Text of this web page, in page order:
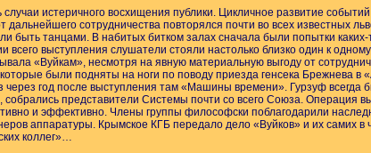
истеричного восхищения публики. Цикличное развитие
сотрудничества повторялся почти во всех известных
быть танцами. В набитых битком залах сначала были попытки каких-
выступления слушатели стояли настолько близко один к
«Вуйкам», несмотря на явную материальную выгоду от
были подняты на ноги по поводу приезда генсека Брежнева в
через год после выступления там «Машины времени». Гурзуф всегда
представители Системы почти со всего Союза. Операция
и эффективно. Члены группы философски поблагодарили
аппаратуры. Крымское КГБ передало дело «Вуйков» и их самих в
коллег»…